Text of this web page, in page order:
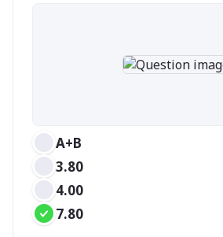
A+B
3.80
4.00
7.80